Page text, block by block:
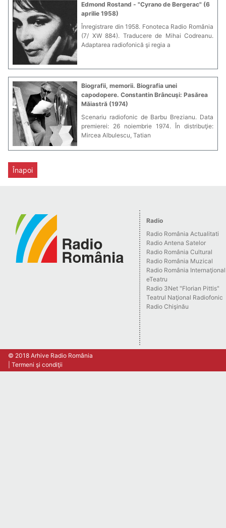
Edmond Rostand - "Cyrano de Bergerac" (6
aprilie 1958)
Înregistrare din 1958. Fonoteca Radio România
(7/ XW 884). Traducere de Mihai Codreanu.
Adaptarea radiofonică şi regia a
Biografii, memorii. Biografia unei
capodopere. Constantin Brâncuşi: Pasărea
Măiastră (1974)
Scenariu radiofonic de Barbu Brezianu. Data
premierei: 26 noiembrie 1974. În distribuţie:
Mircea Albulescu, Tatian
Înapoi
Radio
Radio România Actualitati
Radio Antena Satelor
Radio România Cultural
Radio România Muzical
Radio România Internaţional
eTeatru
Radio 3Net "Florian Pittis"
Teatrul Naţional Radiofonic
Radio Chişinău
© 2018 Arhive Radio România
Termeni şi condiţii